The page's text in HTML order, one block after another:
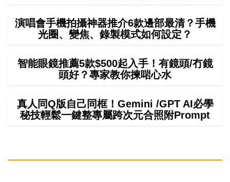
演唱會手機拍攝神器推介6款邊部最清？手機
光圈、變焦、錄製模式如何設定？
智能眼鏡推薦5款$500起入手！有鏡頭/冇鏡
頭好？專家教你揀啱心水
真人同Q版自己同框！Gemini /GPT AI必學
秘技輕鬆一鍵整專屬跨次元合照附Prompt